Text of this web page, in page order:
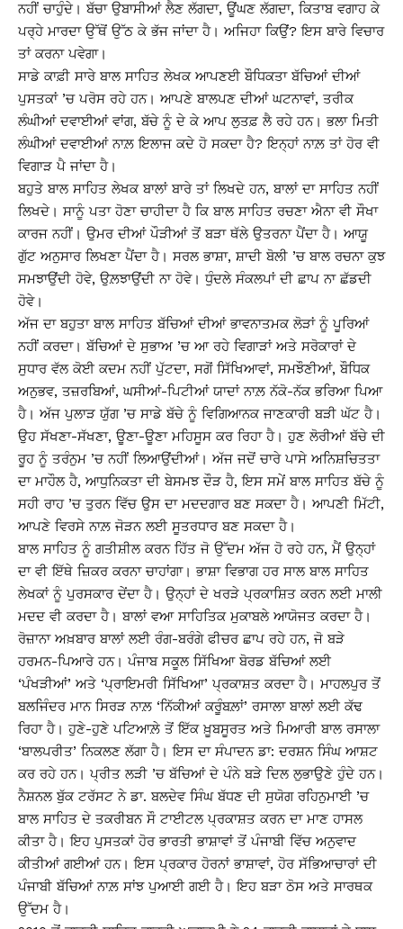
ਨਹੀਂ ਚਾਹੁੰਦੇ। ਬੱਚਾ ਉਬਾਸੀਆਂ ਲੈਣ ਲੱਗਦਾ, ਊਂਘਣ ਲੱਗਦਾ, ਕਿਤਾਬ ਵਗਾਹ ਕੇ
ਪਰ੍ਹੇ ਮਾਰਦਾ ਉੱਥੋਂ ਉੱਠ ਕੇ ਭੱਜ ਜਾਂਦਾ ਹੈ। ਅਜਿਹਾ ਕਿਉਂ? ਇਸ ਬਾਰੇ ਵਿਚਾਰ
ਤਾਂ ਕਰਨਾ ਪਵੇਗਾ।
ਸਾਡੇ ਕਾਫ਼ੀ ਸਾਰੇ ਬਾਲ ਸਾਹਿਤ ਲੇਖਕ ਆਪਣਈ ਬੌਧਿਕਤਾ ਬੱਚਿਆਂ ਦੀਆਂ
ਪੁਸਤਕਾਂ ’ਚ ਪਰੋਸ ਰਹੇ ਹਨ। ਆਪਣੇ ਬਾਲਪਣ ਦੀਆਂ ਘਟਨਾਵਾਂ, ਤਰੀਕ
ਲੰਘੀਆਂ ਦਵਾਈਆਂ ਵਾਂਗ, ਬੱਚੇ ਨੂੰ ਦੇ ਕੇ ਆਪ ਲੁਤਫ਼ ਲੈ ਰਹੇ ਹਨ। ਭਲਾ ਮਿਤੀ
ਲੰਘੀਆਂ ਦਵਾਈਆਂ ਨਾਲ਼ ਇਲਾਜ ਕਦੇ ਹੋ ਸਕਦਾ ਹੈ? ਇਨ੍ਹਾਂ ਨਾਲ਼ ਤਾਂ ਹੋਰ ਵੀ
ਵਿਗਾੜ ਪੈ ਜਾਂਦਾ ਹੈ।
ਬਹੁਤੇ ਬਾਲ ਸਾਹਿਤ ਲੇਖਕ ਬਾਲਾਂ ਬਾਰੇ ਤਾਂ ਲਿਖਦੇ ਹਨ, ਬਾਲਾਂ ਦਾ ਸਾਹਿਤ ਨਹੀਂ
ਲਿਖਦੇ। ਸਾਨੂੰ ਪਤਾ ਹੋਣਾ ਚਾਹੀਦਾ ਹੈ ਕਿ ਬਾਲ ਸਾਹਿਤ ਰਚਣਾ ਐਨਾ ਵੀ ਸੌਖਾ
ਕਾਰਜ ਨਹੀਂ। ਉਮਰ ਦੀਆਂ ਪੌੜੀਆਂ ਤੋਂ ਬੜਾ ਥੱਲੇ ਉਤਰਨਾ ਪੈਂਦਾ ਹੈ। ਆਯੂ
ਗੁੱਟ ਅਨੁਸਾਰ ਲਿਖਣਾ ਪੈਂਦਾ ਹੈ। ਸਰਲ ਭਾਸ਼ਾ, ਸ਼ਾਦੀ ਬੋਲੀ ’ਚ ਬਾਲ ਰਚਨਾ ਕੁਝ
ਸਮਝਾਉਂਦੀ ਹੋਵੇ, ਉਲ਼ਝਾਉਂਦੀ ਨਾ ਹੋਵੇ। ਧੁੰਦਲੇ ਸੰਕਲਪਾਂ ਦੀ ਛਾਪ ਨਾ ਛੱਡਦੀ
ਹੋਵੇ।
ਅੱਜ ਦਾ ਬਹੁਤਾ ਬਾਲ ਸਾਹਿਤ ਬੱਚਿਆਂ ਦੀਆਂ ਭਾਵਨਾਤਮਕ ਲੋੜਾਂ ਨੂੰ ਪੂਰਿਆਂ
ਨਹੀਂ ਕਰਦਾ। ਬੱਚਿਆਂ ਦੇ ਸੁਭਾਅ ’ਚ ਆ ਰਹੇ ਵਿਗਾੜਾਂ ਅਤੇ ਸਰੋਕਾਰਾਂ ਦੇ
ਸੁਧਾਰ ਵੱਲ ਕੋਈ ਕਦਮ ਨਹੀਂ ਪੁੱਟਦਾ, ਸਗੋਂ ਸਿੱਖਿਆਵਾਂ, ਸਮਝੌਣੀਆਂ, ਬੌਧਿਕ
ਅਨੁਭਵ, ਤਜ਼ਰਬਿਆਂ, ਘਸੀਆਂ-ਪਿਟੀਆਂ ਯਾਦਾਂ ਨਾਲ਼ ਨੱਕੋ-ਨੱਕ ਭਰਿਆ ਪਿਆ
ਹੈ। ਅੱਜ ਪੁਲਾੜ ਯੁੱਗ ’ਚ ਸਾਡੇ ਬੱਚੇ ਨੂੰ ਵਿਗਿਆਨਕ ਜਾਣਕਾਰੀ ਬੜੀ ਘੱਟ ਹੈ।
ਉਹ ਸੱਖਣਾ-ਸੱਖਣਾ, ਊਣਾ-ਊਣਾ ਮਹਿਸੂਸ ਕਰ ਰਿਹਾ ਹੈ। ਹੁਣ ਲੋਰੀਆਂ ਬੱਚੇ ਦੀ
ਰੂਹ ਨੂੰ ਤਰੰਨੁਮ ’ਚ ਨਹੀਂ ਲਿਆਉਂਦੀਆਂ। ਅੱਜ ਜਦੋਂ ਚਾਰੇ ਪਾਸੇ ਅਨਿਸ਼ਚਿਤਤਾ
ਦਾ ਮਾਹੌਲ ਹੈ, ਆਧੁਨਿਕਤਾ ਦੀ ਬੇਸਮਝ ਦੌੜ ਹੈ, ਇਸ ਸਮੇਂ ਬਾਲ ਸਾਹਿਤ ਬੱਚੇ ਨੂੰ
ਸਹੀ ਰਾਹ ’ਚ ਤੁਰਨ ਵਿੱਚ ਉਸ ਦਾ ਮਦਦਗਾਰ ਬਣ ਸਕਦਾ ਹੈ। ਆਪਣੀ ਮਿੱਟੀ,
ਆਪਣੇ ਵਿਰਸੇ ਨਾਲ਼ ਜੋੜਨ ਲਈ ਸੂਤਰਧਾਰ ਬਣ ਸਕਦਾ ਹੈ।
ਬਾਲ ਸਾਹਿਤ ਨੂੰ ਗਤੀਸ਼ੀਲ ਕਰਨ ਹਿੱਤ ਜੋ ਉੱਦਮ ਅੱਜ ਹੋ ਰਹੇ ਹਨ, ਮੈਂ ਉਨ੍ਹਾਂ
ਦਾ ਵੀ ਇੱਥੇ ਜ਼ਿਕਰ ਕਰਨਾ ਚਾਹਾਂਗਾ। ਭਾਸ਼ਾ ਵਿਭਾਗ ਹਰ ਸਾਲ ਬਾਲ ਸਾਹਿਤ
ਲੇਖਕਾਂ ਨੂੰ ਪੁਰਸਕਾਰ ਦੇਂਦਾ ਹੈ। ਉਨ੍ਹਾਂ ਦੇ ਖਰੜੇ ਪ੍ਰਕਾਸ਼ਿਤ ਕਰਨ ਲਈ ਮਾਲੀ
ਮਦਦ ਵੀ ਕਰਦਾ ਹੈ। ਬਾਲਾਂ ਵਆ ਸਾਹਿਤਿਕ ਮੁਕਾਬਲੇ ਆਯੋਜਤ ਕਰਦਾ ਹੈ।
ਰੋਜ਼ਾਨਾ ਅਖ਼ਬਾਰ ਬਾਲਾਂ ਲਈ ਰੰਗ-ਬਰੰਗੇ ਫੀਚਰ ਛਾਪ ਰਹੇ ਹਨ, ਜੋ ਬੜੇ
ਹਰਮਨ-ਪਿਆਰੇ ਹਨ। ਪੰਜਾਬ ਸਕੂਲ ਸਿੱਖਿਆ ਬੋਰਡ ਬੱਚਿਆਂ ਲਈ
‘ਪੰਖੜੀਆਂ’ ਅਤੇ ‘ਪ੍ਰਾਇਮਰੀ ਸਿੱਖਿਆ’ ਪ੍ਰਕਾਸ਼ਤ ਕਰਦਾ ਹੈ। ਮਾਹਲਪੁਰ ਤੋਂ
ਬਲਜਿੰਦਰ ਮਾਨ ਸਿਰੜ ਨਾਲ਼ ‘ਨਿੱਕੀਆਂ ਕਰੂੰਬਲ਼ਾਂ’ ਰਸਾਲਾ ਬਾਲਾਂ ਲਈ ਕੱਢ
ਰਿਹਾ ਹੈ। ਹੁਣੇ-ਹੁਣੇ ਪਟਿਆਲ਼ੇ ਤੋਂ ਇੱਕ ਖ਼ੂਬਸੂਰਤ ਅਤੇ ਮਿਆਰੀ ਬਾਲ ਰਸਾਲਾ
‘ਬਾਲਪਰੀਤ’ ਨਿਕਲਣ ਲੱਗਾ ਹੈ। ਇਸ ਦਾ ਸੰਪਾਦਨ ਡਾ: ਦਰਸ਼ਨ ਸਿੰਘ ਆਸ਼ਟ
ਕਰ ਰਹੇ ਹਨ। ਪ੍ਰੀਤ ਲੜੀ ’ਚ ਬੱਚਿਆਂ ਦੇ ਪੰਨੇ ਬੜੇ ਦਿਲ ਲੁਭਾਉਣੇ ਹੁੰਦੇ ਹਨ।
ਨੈਸ਼ਨਲ ਬੁੱਕ ਟਰੱਸਟ ਨੇ ਡਾ. ਬਲਦੇਵ ਸਿੰਘ ਬੱਧਣ ਦੀ ਸੁਯੋਗ ਰਹਿਨੁਮਾਈ ’ਚ
ਬਾਲ ਸਾਹਿਤ ਦੇ ਤਕਰੀਬਨ ਸੌ ਟਾਈਟਲ ਪ੍ਰਕਾਸ਼ਤ ਕਰਨ ਦਾ ਮਾਣ ਹਾਸਲ
ਕੀਤਾ ਹੈ। ਇਹ ਪੁਸਤਕਾਂ ਹੋਰ ਭਾਰਤੀ ਭਾਸ਼ਾਵਾਂ ਤੋਂ ਪੰਜਾਬੀ ਵਿੱਚ ਅਨੁਵਾਦ
ਕੀਤੀਆਂ ਗਈਆਂ ਹਨ। ਇਸ ਪ੍ਰਕਾਰ ਹੋਰਨਾਂ ਭਾਸ਼ਾਵਾਂ, ਹੋਰ ਸੱਭਿਆਚਾਰਾਂ ਦੀ
ਪੰਜਾਬੀ ਬੱਚਿਆਂ ਨਾਲ਼ ਸਾਂਝ ਪੁਆਈ ਗਈ ਹੈ। ਇਹ ਬੜਾ ਠੋਸ ਅਤੇ ਸਾਰਥਕ
ਉੱਦਮ ਹੈ।